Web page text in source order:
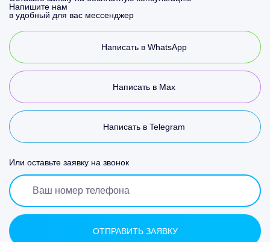
Напишите нам
в удобный для вас мессенджер
Написать в WhatsApp
Написать в Max
Написать в Telegram
Или оставьте заявку на звонок